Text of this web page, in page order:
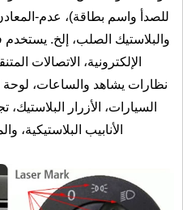
للصدأ واسم بطاقة)، عدم-
والبلاستيك الصلب، إلخ. يستخدم
الإلكترونية، الاتصالات
نظارات يشاهد والساعات، لوحة
السيارات، الأزرار
الأنابيب البلاستيكية،